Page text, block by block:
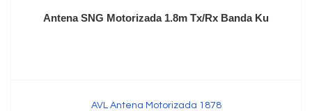
Antena SNG Motorizada 1.8m Tx/Rx Banda Ku
AVL Antena Motorizada 1878